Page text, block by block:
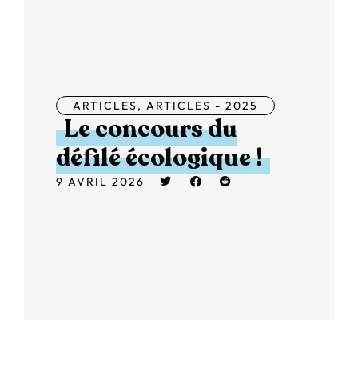
ARTICLES, ARTICLES - 2025
Le concours du
défilé écologique !
9 AVRIL 2026